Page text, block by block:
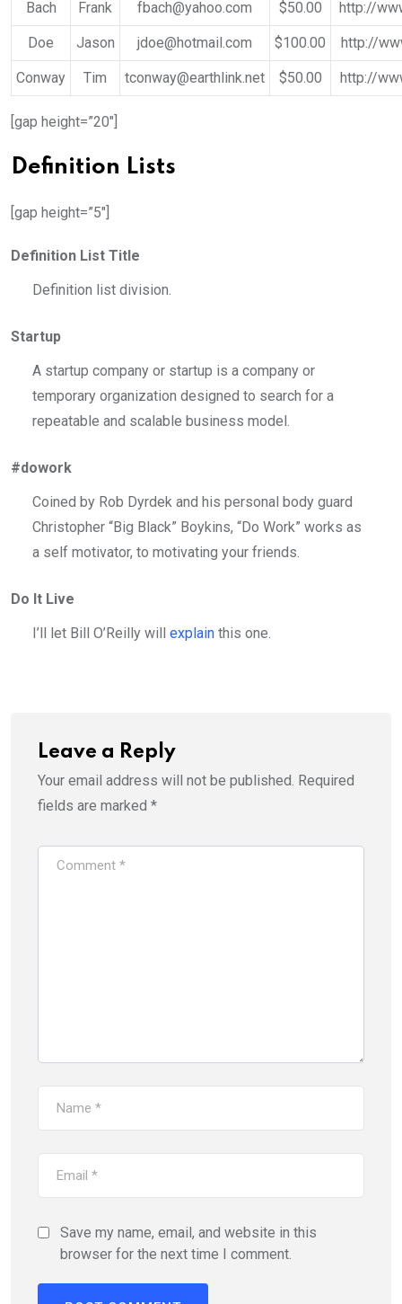
Bach Frank fbach@yahoo.com $50.00 http://
Doe Jason jdoe@hotmail.com $100.00 http://
Conway Tim tconway@earthlink.net $50.00 http://
[gap height=”20″]
Definition Lists
[gap height=”5″]
Definition List Title
Definition list division.
Startup
A startup company or startup is a company or
temporary organization designed to search for a
repeatable and scalable business model.
#dowork
Coined by Rob Dyrdek and his personal body guard
Christopher “Big Black” Boykins, “Do Work” works as
a self motivator, to motivating your friends.
Do It Live
I’ll let Bill O’Reilly will explain this one.
Leave a Reply
Your email address will not be published. Required
fields are marked *
Save my name, email, and website in this
browser for the next time I comment.